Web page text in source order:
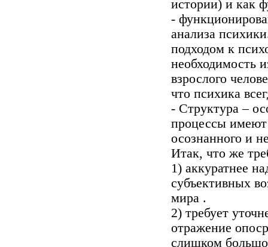
истории) и как
-
анализа
подходом к
необходимость
взрослого
что психика
- Структура –
процессы
осознанного и
Итак, что же
1) аккуратнее
субъективных
мира .
2) требует
отражение
слишком